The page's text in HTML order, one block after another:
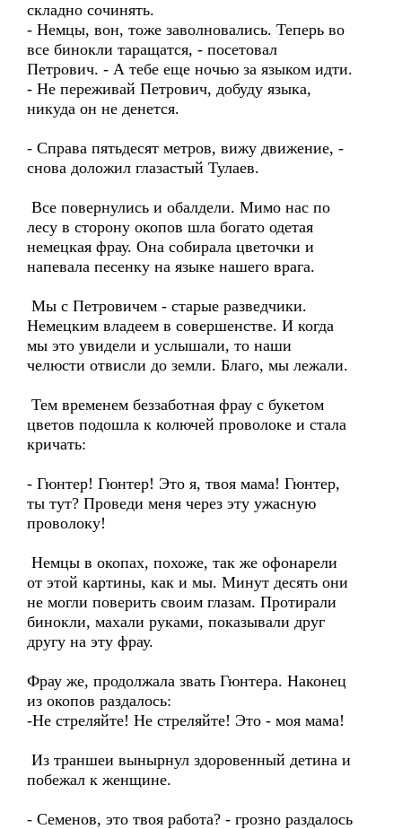
складно сочинять.
- Немцы, вон, тоже заволновались. Теперь во
все бинокли таращатся, - посетовал
Петрович. - А тебе еще ночью за языком идти.
- Не переживай Петрович, добуду языка,
никуда он не денется.
- Справа пятьдесят метров, вижу движение, -
снова доложил глазастый Тулаев.
Все повернулись и обалдели. Мимо нас по
лесу в сторону окопов шла богато одетая
немецкая фрау. Она собирала цветочки и
напевала песенку на языке нашего врага.
Мы с Петровичем - старые разведчики.
Немецким владеем в совершенстве. И когда
мы это увидели и услышали, то наши
челюсти отвисли до земли. Благо, мы лежали.
Тем временем беззаботная фрау с букетом
цветов подошла к колючей проволоке и стала
кричать:
- Гюнтер! Гюнтер! Это я, твоя мама! Гюнтер,
ты тут? Проведи меня через эту ужасную
проволоку!
Немцы в окопах, похоже, так же офонарели
от этой картины, как и мы. Минут десять они
не могли поверить своим глазам. Протирали
бинокли, махали руками, показывали друг
другу на эту фрау.
Фрау же, продолжала звать Гюнтера. Наконец
из окопов раздалось:
-Не стреляйте! Не стреляйте! Это - моя мама!
Из траншеи вынырнул здоровенный детина и
побежал к женщине.
- Семенов, это твоя работа? - грозно раздалось